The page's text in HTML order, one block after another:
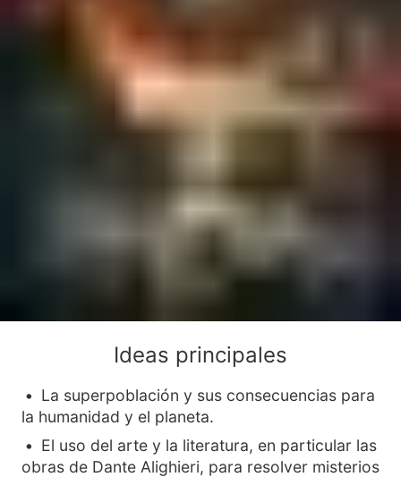
Ideas principales
La superpoblación y sus consecuencias para
la humanidad y el planeta.
El uso del arte y la literatura, en particular las
obras de Dante Alighieri, para resolver misterios